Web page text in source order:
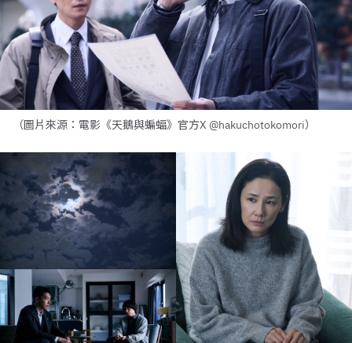
（圖片來源：電影《天鵝與蝙蝠》官方X @hakuchotokomori）